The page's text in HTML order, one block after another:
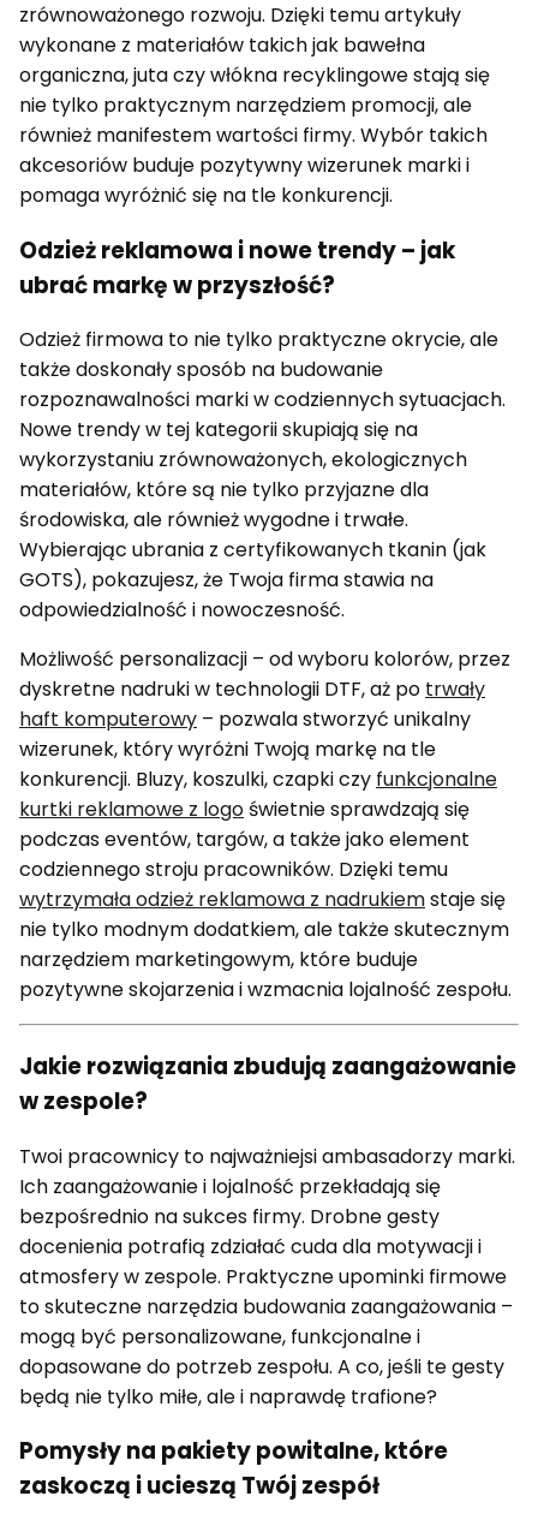
zrównoważonego rozwoju. Dzięki temu artykuły
wykonane z materiałów takich jak bawełna
organiczna, juta czy włókna recyklingowe stają się
nie tylko praktycznym narzędziem promocji, ale
również manifestem wartości firmy. Wybór takich
akcesoriów buduje pozytywny wizerunek marki i
pomaga wyróżnić się na tle konkurencji.
Odzież reklamowa i nowe trendy – jak
ubrać markę w przyszłość?
Odzież firmowa to nie tylko praktyczne okrycie, ale
także doskonały sposób na budowanie
rozpoznawalności marki w codziennych sytuacjach.
Nowe trendy w tej kategorii skupiają się na
wykorzystaniu zrównoważonych, ekologicznych
materiałów, które są nie tylko przyjazne dla
środowiska, ale również wygodne i trwałe.
Wybierając ubrania z certyfikowanych tkanin (jak
GOTS), pokazujesz, że Twoja firma stawia na
odpowiedzialność i nowoczesność.
Możliwość personalizacji – od wyboru kolorów, przez
dyskretne nadruki w technologii DTF, aż po trwały
haft komputerowy – pozwala stworzyć unikalny
wizerunek, który wyróżni Twoją markę na tle
konkurencji. Bluzy, koszulki, czapki czy funkcjonalne
kurtki reklamowe z logoświetnie sprawdzają się
podczas eventów, targów, a także jako element
codziennego stroju pracowników. Dzięki temu
wytrzymała odzież reklamowa z nadrukiemstaje się
nie tylko modnym dodatkiem, ale także skutecznym
narzędziem marketingowym, które buduje
pozytywne skojarzenia i wzmacnia lojalność zespołu.
Jakie rozwiązania zbudują zaangażowanie
w zespole?
Twoi pracownicy to najważniejsi ambasadorzy marki.
Ich zaangażowanie i lojalność przekładają się
bezpośrednio na sukces firmy. Drobne gesty
docenienia potrafią zdziałać cuda dla motywacji i
atmosfery w zespole. Praktyczne upominki firmowe
to skuteczne narzędzia budowania zaangażowania –
mogą być personalizowane, funkcjonalne i
dopasowane do potrzeb zespołu. A co, jeśli te gesty
będą nie tylko miłe, ale i naprawdę trafione?
Pomysły na pakiety powitalne, które
zaskoczą i ucieszą Twój zespół